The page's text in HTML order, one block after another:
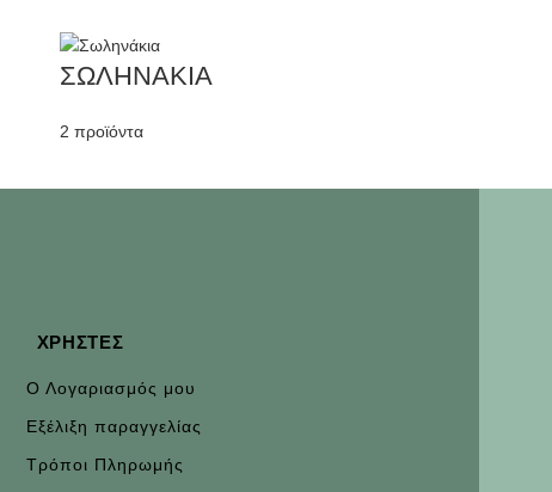
ΣΩΛΗΝΑΚΙΑ
2 προϊόντα
ΧΡΉΣΤΕΣ
Ο Λογαριασμός μου
Εξέλιξη παραγγελίας
Τρόποι Πληρωμής